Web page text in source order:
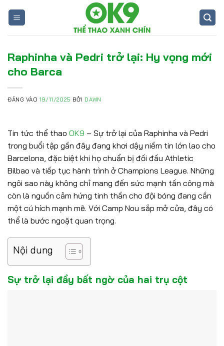
Raphinha và Pedri trở lại: Hy vọng mới
cho Barca
ĐĂNG VÀO19/11/2025 BỞI DAWN
Tin tức thể thao OK9 – Sự trở lại của Raphinha và Pedri
trong buổi tập gần đây đang khơi dậy niềm tin lớn lao cho
Barcelona, đặc biệt khi họ chuẩn bị đối đầu Athletic
Bilbao và tiếp tục hành trình ở Champions League. Những
ngôi sao này không chỉ mang đến sức mạnh tấn công mà
còn là nguồn cảm hứng tinh thần cho đội bóng đang cần
một cú hích mạnh mẽ. Với Camp Nou sắp mở cửa, đây có
thể là bước ngoặt quan trọng.
Nội dung
Sự trở lại đầy bất ngờ của hai trụ cột